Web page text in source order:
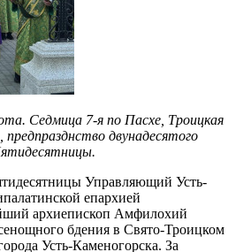
Седмица 7-я по Пасхе, Троицкая
двунадесятого
Управляющий Усть-
епархией
архиепископ Амфилохий
бдения в Свято-Троицком
Усть-Каменогорска. За